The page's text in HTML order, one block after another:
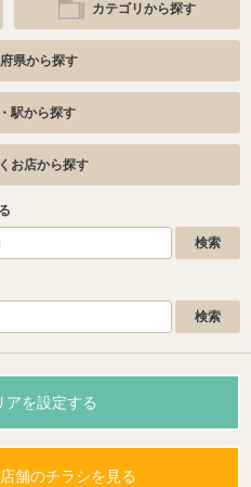
カテゴリから探す
県から探す
駅から探す
お店から探す
アを設定する
舗のチラシを見る